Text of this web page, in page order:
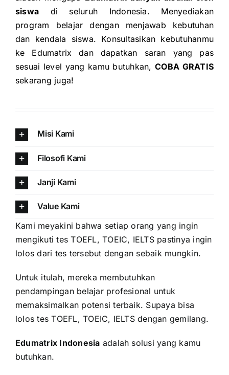
siswa di seluruh Indonesia. Menyediakan
program belajar dengan menjawab kebutuhan
dan kendala siswa. Konsultasikan kebutuhanmu
ke Edumatrix dan dapatkan saran yang pas
sesuai level yang kamu butuhkan,COBA GRATIS
sekarang juga!
Misi Kami
Filosofi Kami
Janji Kami
Value Kami
Kami meyakini bahwa setiap orang yang ingin
mengikuti tes TOEFL, TOEIC, IELTS pastinya ingin
lolos dari tes tersebut dengan sebaik mungkin.
Untuk itulah, mereka membutuhkan
pendampingan belajar profesional untuk
memaksimalkan potensi terbaik. Supaya bisa
lolos tes TOEFL, TOEIC, IELTS dengan gemilang.
Edumatrix Indonesia adalah solusi yang kamu
butuhkan.